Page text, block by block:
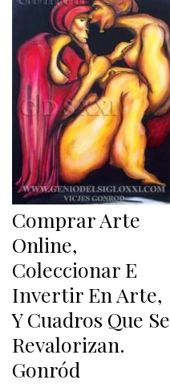
Comprar Arte
Online,
Coleccionar E
Invertir En Arte,
Y Cuadros Que Se
Revalorizan.
Gonród